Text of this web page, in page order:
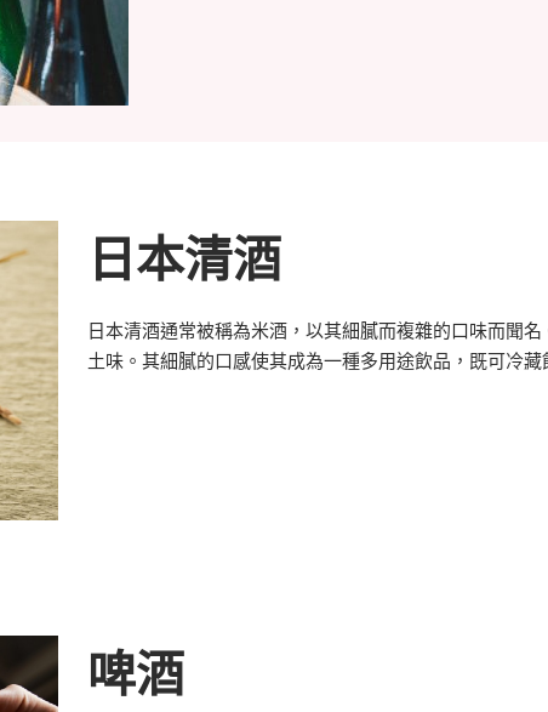
日本清酒
日本清酒通常被稱為米酒，以其細膩而複雜的口味而聞
土味。其細膩的口感使其成為一種多用途飲品，既可冷藏
啤酒